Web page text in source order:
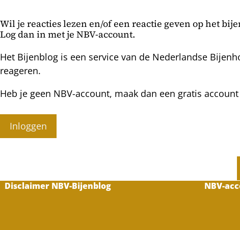
Wil je reacties lezen en/of een reactie geven op het
Log dan in met je NBV-account.
Het Bijenblog is een service van de Nederlandse
reageren.
Heb je geen NBV-account, maak dan een gratis
Inloggen
Disclaimer NBV-Bijenblog NBV-